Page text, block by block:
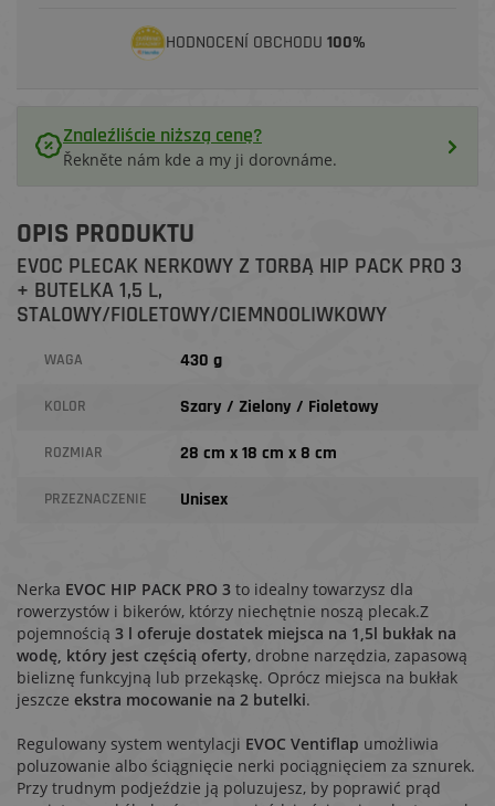
HODNOCENÍ OBCHODU 100%
Znaleźliście niższą cenę?
Řekněte nám kde a my ji dorovnáme.
OPIS PRODUKTU
EVOC PLECAK NERKOWY Z TORBĄ HIP PACK PRO 3
+ BUTELKA 1,5 L,
STALOWY/FIOLETOWY/CIEMNOOLIWKOWY
WAGA 430 g
KOLOR Szary / Zielony / Fioletowy
ROZMIAR 28 cm x 18 cm x 8 cm
PRZEZNACZENIE Unisex
Nerka EVOC HIP PACK PRO 3 to idealny towarzysz dla
rowerzystów i bikerów, którzy niechętnie noszą plecak.Z
pojemnością 3 l oferuje dostatek miejsca na 1,5l bukłak na
wodę, który jest częścią oferty, drobne narzędzia, zapasową
bieliznę funkcyjną lub przekąskę. Oprócz miejsca na bukłak
jeszcze ekstra mocowanie na 2 butelki.
Regulowany system wentylacji EVOC Ventiflap umożliwia
poluzowanie albo ściągnięcie nerki pociągnięciem za sznurek.
Przy trudnym podjeździe ją poluzujesz, by poprawić prąd